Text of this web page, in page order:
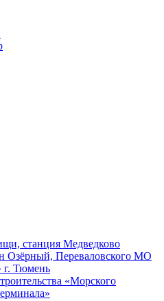
станция Медведково
Озёрный, Переваловского МО
Тюмень
«Морского